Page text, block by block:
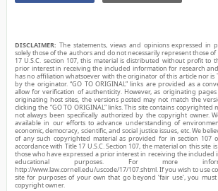
DISCLAIMER: The statements, views and opinions expressed in
solely those of the authors and do not necessarily represent those of
17 U.S.C. section 107, this material is distributed without profit to
prior interest in receiving the included information for research
has no affiliation whatsoever with the originator of this article nor is
by the originator. “GO TO ORIGINAL” links are provided as a
allow for verification of authenticity. However, as originating
originating host sites, the versions posted may not match the
clicking the “GO TO ORIGINAL” links. This site contains
not always been specifically authorized by the copyright owner.
available in our efforts to advance understanding of
economic, democracy, scientific, and social justice issues, etc. We
of any such copyrighted material as provided for in section 107
accordance with Title 17 U.S.C. Section 107, the material on this
those who have expressed a prior interest in receiving the included
educational purposes. For more
http://www.law.cornell.edu/uscode/17/107.shtml. If you wish to use
site for purposes of your own that go beyond ‘fair use’, you
copyright owner.